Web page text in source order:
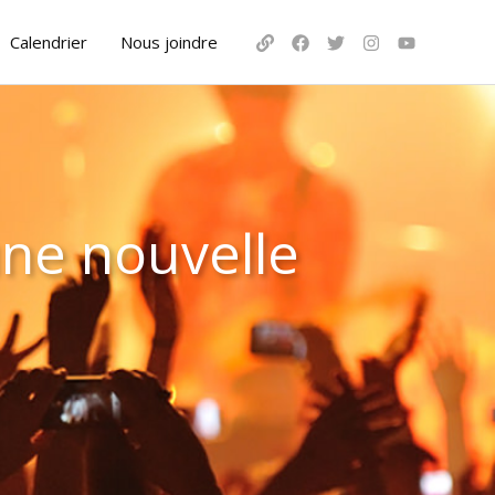
Calendrier Nous joindre
nouvelle